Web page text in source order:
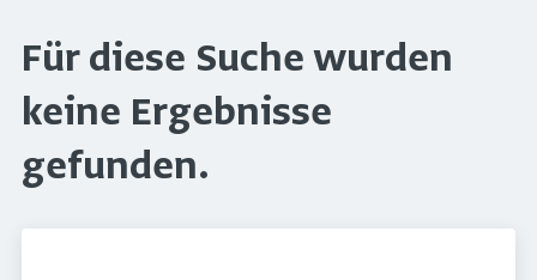
Für diese Suche wurden
keine Ergebnisse
gefunden.